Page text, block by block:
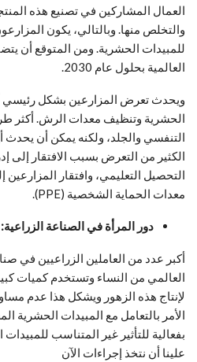
العمال المشاركين في تصنيع هذه
والتخلص منها. وبالتالي، يكون
للمبيدات الحشرية. ومن المتوقع أن
العالمية بحلول عام 2030.
ويحدث تعرض المزارعين بشكل رئيسي
الحشرية وتنظيف معدات الرش. أكثر
التنفسي والجلد، ولكنه يمكن أن
الكثير من التعرض بسبب الافتقار إلى
التحصيل التعليمي، وافتقار المزارعين
معدات الحماية الشخصية (PPE).
دور المرأة في الصناعة الزراعية:
أكبر عدد من العاملين الزراعيين في
العالمي من النساء وتستخدم كميات
لإنتاج هذه الزهور ويشكل هذا عدم
الأمر بالتعامل مع المبيدات الحشرية
بفعالية للتأثير غير المتناسب
علينا أن نتخذ إجراءات الآن